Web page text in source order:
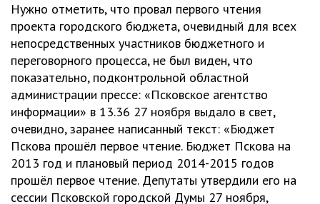
Нужно отметить, что провал первого чтения
проекта городского бюджета, очевидный для всех
непосредственных участников бюджетного и
переговорного процесса, не был виден, что
показательно, подконтрольной областной
администрации прессе: «Псковское агентство
информации» в 13.36 27 ноября выдало в свет,
очевидно, заранее написанный текст: «Бюджет
Пскова прошёл первое чтение. Бюджет Пскова на
2013 год и плановый период 2014-2015 годов
прошёл первое чтение. Депутаты утвердили его на
сессии Псковской городской Думы 27 ноября,